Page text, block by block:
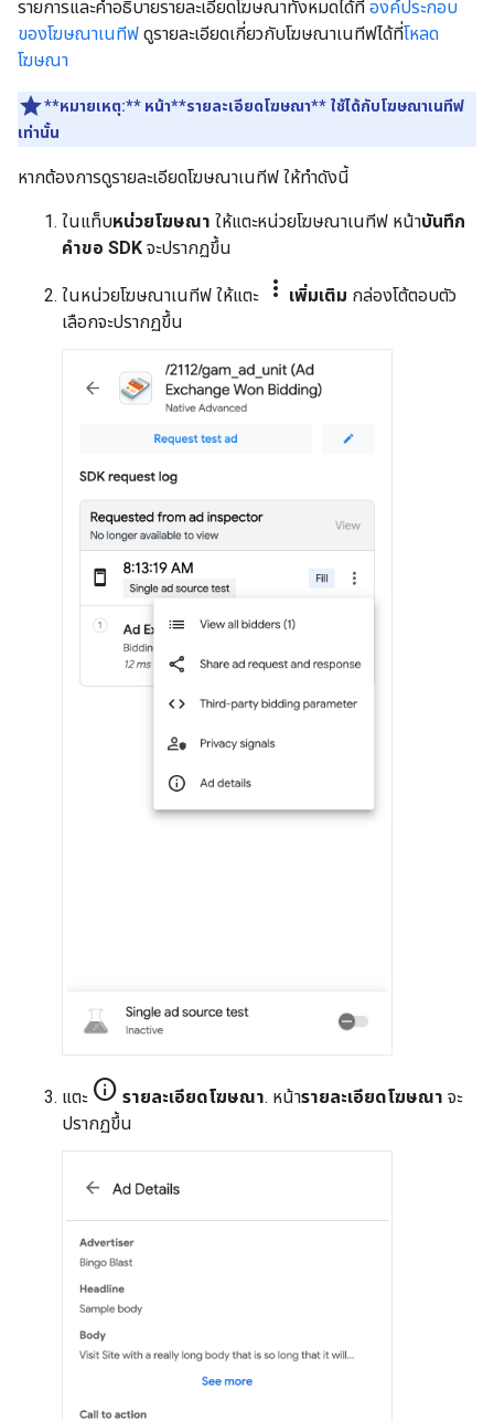
รายการและคำอธิบายรายละเอียดโฆษณาทั้งหมดได้ที่ องค์ประกอบ
ของโฆษณาเนทีฟ ดูรายละเอียดเกี่ยวกับโฆษณาเนทีฟได้ที่โหลด
โฆษณา
**หมายเหตุ:** หน้า**รายละเอียดโฆษณา** ใช้ได้กับโฆษณาเนทีฟ
เท่านั้น
หากต้องการดูรายละเอียดโฆษณาเนทีฟ ให้ทำดังนี้
ในแท็บหน่วยโฆษณา ให้แตะหน่วยโฆษณาเนทีฟ หน้าบันทึก
คำขอ SDK จะปรากฏขึ้น
ในหน่วยโฆษณาเนทีฟ ให้แตะ more_vert เพิ่มเติม กล่องโต้ตอบตัว
เลือกจะปรากฏขึ้น
แตะ info รายละเอียดโฆษณา. หน้ารายละเอียดโฆษณา จะ
ปรากฏขึ้น